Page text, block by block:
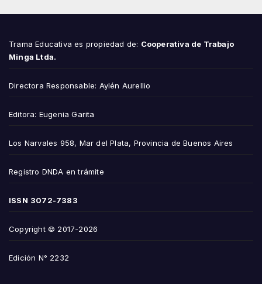
Trama Educativa es propiedad de: Cooperativa de Trabajo
Minga Ltda.
Directora Responsable: Aylén Aurellio
Editora: Eugenia Garita
Los Narvales 958, Mar del Plata, Provincia de Buenos Aires
Registro DNDA en trámite
ISSN 3072-7383
Copyright © 2017-2026
Edición N° 2232